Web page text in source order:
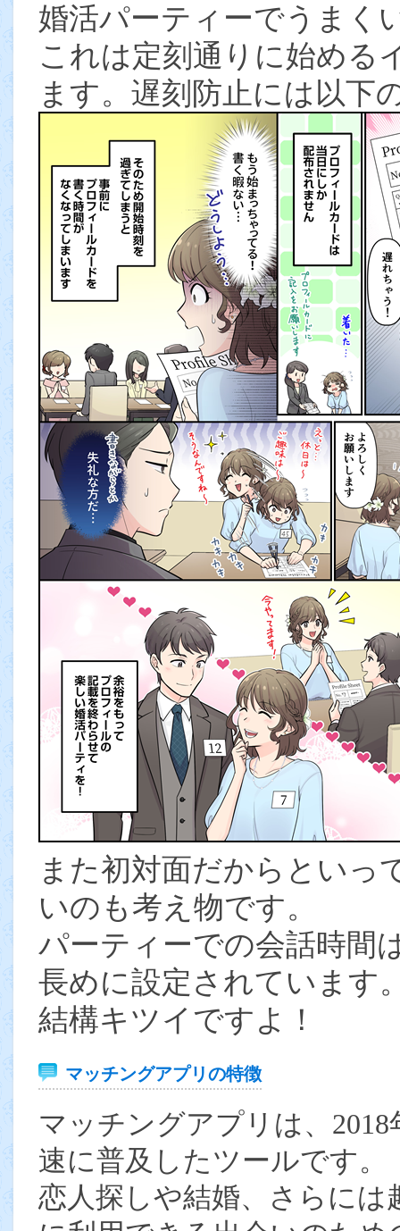
婚活パーティーでうまく
これは定刻通りに始める
ます。遅刻防止には以下
また初対面だからといっ
いのも考え物です。
パーティーでの会話時間
長めに設定されています
結構キツイですよ！
マッチングアプリの特徴
マッチングアプリは、
速に普及したツールです。
恋人探しや結婚、さらに